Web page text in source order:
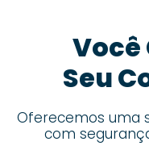
Você
Seu
Oferecemos uma
com